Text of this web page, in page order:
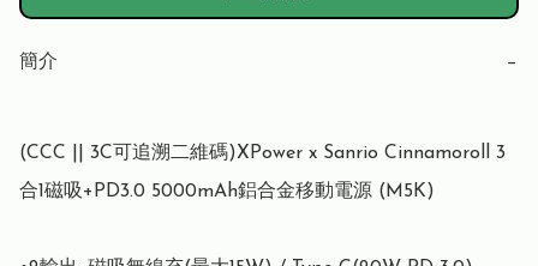
簡介 −
(CCC || 3C可追溯二維碼)XPower x Sanrio Cinnamoroll 3
合1磁吸+PD3.0 5000mAh鋁合金移動電源 (M5K)